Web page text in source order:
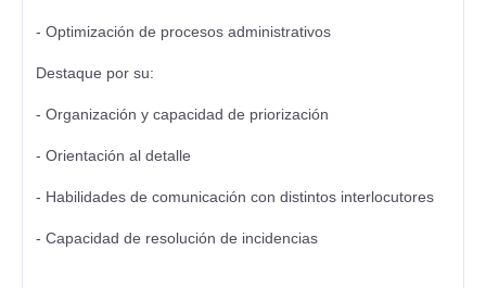
- Optimización de procesos administrativos
Destaque por su:
- Organización y capacidad de priorización
- Orientación al detalle
- Habilidades de comunicación con distintos interlocutores
- Capacidad de resolución de incidencias